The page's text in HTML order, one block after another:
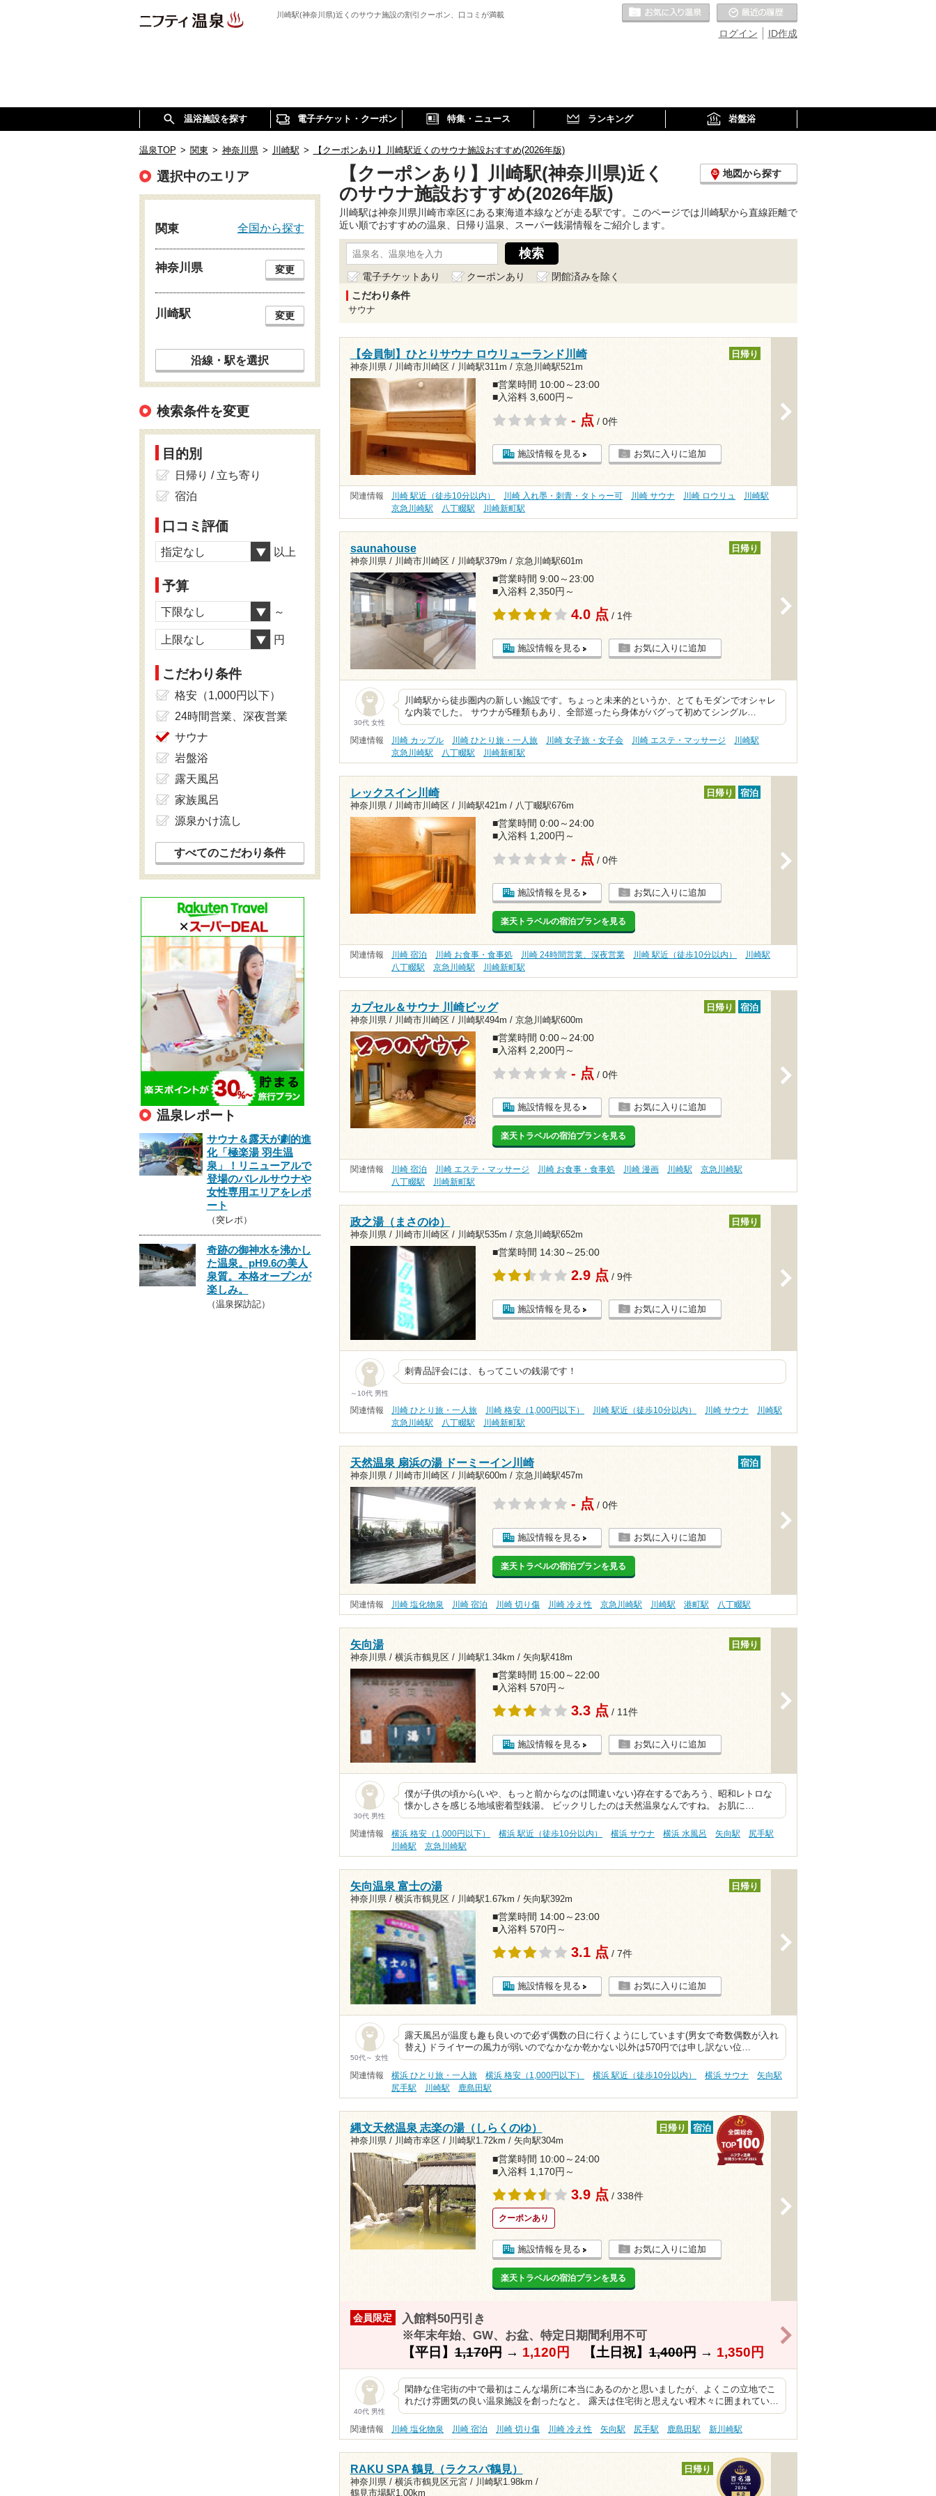
川崎駅(神奈川県)近くのサウナ施設の割引クーポン、口コミが満載
ID作成
ログイン
お気に入りの温泉
温浴施設を探す 電子チケット・クーポン 特集・ニュース ランキング 岩盤浴
温泉TOP > 関東 > 神奈川県 > 川崎駅 > 【クーポンあり】川崎駅近くのサウナ施設おすすめ(2026年版)
【クーポンあり】川崎駅(神奈川県)近く
のサウナ施設おすすめ(2026年版)
地図から探す
川崎駅は神奈川県川崎市幸区にある東海道本線などが走る駅です。このページでは川崎駅から直線距離で
近い順でおすすめの温泉、日帰り温泉、スーパー銭湯情報をご紹介します。
電子チケットあり クーポンあり
閉館済みを除く
こだわり条件
サウナ
【会員制】ひとりサウナ ロウリューランド川崎
神奈川県 / 川崎市川崎区 / 川崎駅311m / 京急川崎駅521m
日帰り
■営業時間 10:00～23:00
■入浴料 3,600円～
- 点 / 0件
施設情報を見る お気に入りに追加
関連情報 川崎 駅近（徒歩10分以内） 川崎 入れ墨・刺青・タトゥー可 川崎 サウナ 川崎 ロウリュ
川崎駅
京急川崎駅
八丁畷駅 川崎新町駅
saunahouse
神奈川県 / 川崎市川崎区 / 川崎駅379m / 京急川崎駅601m
日帰り
■営業時間 9:00～23:00
■入浴料 2,350円～
4.0 点 / 1件
施設情報を見る お気に入りに追加
30代 女性
川崎駅から徒歩圏内の新しい施設です。ちょっと未来的というか、とてもモダンでオシャレ
な内装でした。 サウナが5種類もあり、全部巡ったら身体がバグって初めてシングル…
関連情報 川崎 カップル 川崎 ひとり旅・一人旅 川崎 女子旅・女子会 川崎 エステ・マッサージ
川崎駅
京急川崎駅
八丁畷駅 川崎新町駅
レックスイン川崎
神奈川県 / 川崎市川崎区 / 川崎駅421m / 八丁畷駅676m
日帰り 宿泊
■営業時間 0:00～24:00
■入浴料 1,200円～
- 点 / 0件
施設情報を見る お気に入りに追加
楽天トラベルの宿泊プランを見る
関連情報 川崎 宿泊 川崎 お食事・食事処 川崎 24時間営業、深夜営業 川崎 駅近（徒歩10分以内）
川崎駅
八丁畷駅
京急川崎駅 川崎新町駅
カプセル＆サウナ 川崎ビッグ
神奈川県 / 川崎市川崎区 / 川崎駅494m / 京急川崎駅600m
日帰り 宿泊
■営業時間 0:00～24:00
■入浴料 2,200円～
- 点 / 0件
施設情報を見る お気に入りに追加
楽天トラベルの宿泊プランを見る
関連情報 川崎 宿泊 川崎 エステ・マッサージ 川崎 お食事・食事処 川崎 漫画 川崎駅
京急川崎駅
八丁畷駅
川崎新町駅
政之湯（まさのゆ）
神奈川県 / 川崎市川崎区 / 川崎駅535m / 京急川崎駅652m
日帰り
■営業時間 14:30～25:00
2.9 点 / 9件
施設情報を見る お気に入りに追加
～10代 男性
刺青品評会には、もってこいの銭湯です！
関連情報 川崎 ひとり旅・一人旅 川崎 格安（1,000円以下） 川崎 駅近（徒歩10分以内） 川崎 サウナ
川崎駅
京急川崎駅
八丁畷駅 川崎新町駅
天然温泉 扇浜の湯 ドーミーイン川崎
神奈川県 / 川崎市川崎区 / 川崎駅600m / 京急川崎駅457m
宿泊
- 点 / 0件
施設情報を見る お気に入りに追加
楽天トラベルの宿泊プランを見る
関連情報 川崎 塩化物泉 川崎 宿泊 川崎 切り傷 川崎 冷え性 京急川崎駅 川崎駅 港町駅 八丁畷駅
矢向湯
神奈川県 / 横浜市鶴見区 / 川崎駅1.34km / 矢向駅418m
日帰り
■営業時間 15:00～22:00
■入浴料 570円～
3.3 点 / 11件
施設情報を見る お気に入りに追加
30代 男性
僕が子供の頃から(いや、もっと前からなのは間違いない)存在するであろう、昭和レトロな
懐かしさを感じる地域密着型銭湯。 ビックリしたのは天然温泉なんですね。 お肌に…
関連情報 横浜 格安（1,000円以下） 横浜 駅近（徒歩10分以内） 横浜 サウナ 横浜 水風呂 矢向駅
尻手駅
川崎駅
京急川崎駅
矢向温泉 富士の湯
神奈川県 / 横浜市鶴見区 / 川崎駅1.67km / 矢向駅392m
日帰り
■営業時間 14:00～23:00
■入浴料 570円～
3.1 点 / 7件
施設情報を見る お気に入りに追加
50代～ 女性
露天風呂が温度も趣も良いので必ず偶数の日に行くようにしています(男女で奇数偶数が入れ
替え) ドライヤーの風力が弱いのでなかなか乾かない以外は570円では申し訳ない位…
関連情報 横浜 ひとり旅・一人旅 横浜 格安（1,000円以下） 横浜 駅近（徒歩10分以内） 横浜 サウナ
矢向駅
尻手駅
川崎駅 鹿島田駅
縄文天然温泉 志楽の湯（しらくのゆ）
神奈川県 / 川崎市幸区 / 川崎駅1.72km / 矢向駅304m
日帰り 宿泊
■営業時間 10:00～24:00
■入浴料 1,170円～
3.9 点 / 338件
クーポンあり
施設情報を見る お気に入りに追加
楽天トラベルの宿泊プランを見る
会員限定
入館料50円引き
※年末年始、GW、お盆、特定日期間利用不可
【平日】1,170円→ 1,120円 【土日祝】1,400円→ 1,350円
40代 男性
閑静な住宅街の中で最初はこんな場所に本当にあるのかと思いましたが、よくこの立地でこ
れだけ雰囲気の良い温泉施設を創ったなと。 露天は住宅街と思えない程木々に囲まれてい…
関連情報 川崎 塩化物泉 川崎 宿泊 川崎 切り傷 川崎 冷え性 矢向駅 尻手駅 鹿島田駅 新川崎駅
RAKU SPA 鶴見（ラクスパ鶴見）
神奈川県 / 横浜市鶴見区元宮 / 川崎駅1.98km /
鶴見市場駅1.00km
日帰り
選択中のエリア
関東 全国から探す
神奈川県 変更
川崎駅 変更
沿線・駅を選択
検索条件を変更
目的別
日帰り / 立ち寄り
宿泊
口コミ評価
指定なし 以上
予算
下限なし ～
上限なし 円
こだわり条件
格安（1,000円以下）
24時間営業、深夜営業
サウナ
岩盤浴
露天風呂
家族風呂
源泉かけ流し
すべてのこだわり条件
温泉レポート
サウナ＆露天が劇的進
化「極楽湯 羽生温
泉」！リニューアルで
登場のバレルサウナや
女性専用エリアをレポ
ート
（突レポ）
奇跡の御神水を沸かし
た温泉。pH9.6の美人
泉質。本格オープンが
楽しみ。
（温泉探訪記）